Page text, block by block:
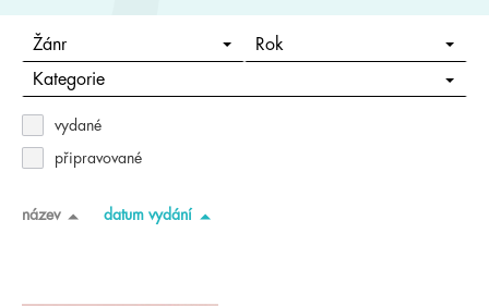
Žánr Rok
Kategorie
vydané
připravované
název datum vydání